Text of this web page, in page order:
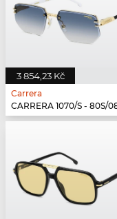
3 854,23 Kč
Carrera
CARRERA 1070/S - 80S/